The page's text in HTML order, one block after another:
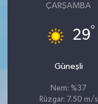
ÇARŞAMBA
29°
Güneşli
Nem: %37
Rüzgar: 7.50 m/s